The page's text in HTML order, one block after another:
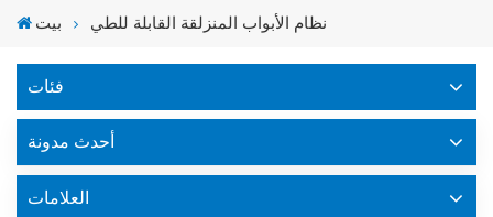
بيت نظام الأبواب المنزلقة القابلة للطي
فئات
أحدث مدونة
العلامات